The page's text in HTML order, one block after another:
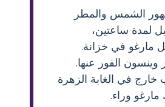
الشمس والمطر
لمدة ساعتين،
مارغو في خزانة.
الفور عنها.
خارج في الغابة الزهرة
مارغو وراء.